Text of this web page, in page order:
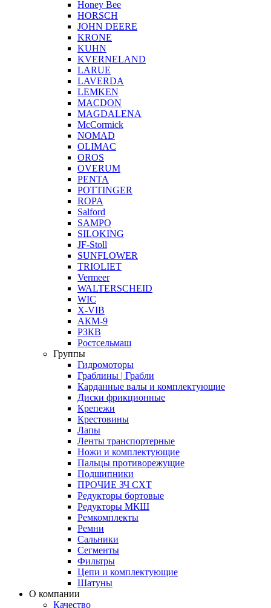
Honey Bee
HORSCH
JOHN DEERE
KRONE
KUHN
KVERNELAND
LARUE
LAVERDA
LEMKEN
MACDON
MAGDALENA
McCormick
NOMAD
OLIMAC
OROS
OVERUM
PENTA
POTTINGER
ROPA
Salford
SAMPO
SILOKING
JF-Stoll
SUNFLOWER
TRIOLIET
Vermeer
WALTERSCHEID
WIC
X-VIB
АКМ-9
РЗКВ
Ростсельмаш
Группы
Гидромоторы
Граблины | Грабли
Карданные валы и комплектующие
Диски фрикционные
Крепежи
Крестовины
Лапы
Ленты транспортерные
Ножи и комплектующие
Пальцы противорежущие
Подшипники
ПРОЧИЕ ЗЧ СХТ
Редукторы бортовые
Редукторы МКШ
Ремкомплекты
Ремни
Сальники
Сегменты
Фильтры
Цепи и комплектующие
Шатуны
О компании
Качество